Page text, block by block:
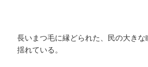
長いまつ毛に縁どられた、民の大きな
揺れている。